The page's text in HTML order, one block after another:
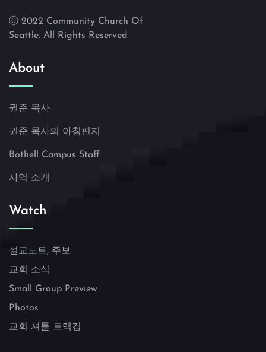
Ⓒ 2022 Community Church Of
Seattle. All Rights Reserved.
About
권준 목사
권준 목사의 아침편지
Bothell Campus Staff
사역 소개
Watch
설교노트, 주보
교회 소식
Small Group Preview
Photos
교회 셔틀 트랙킹